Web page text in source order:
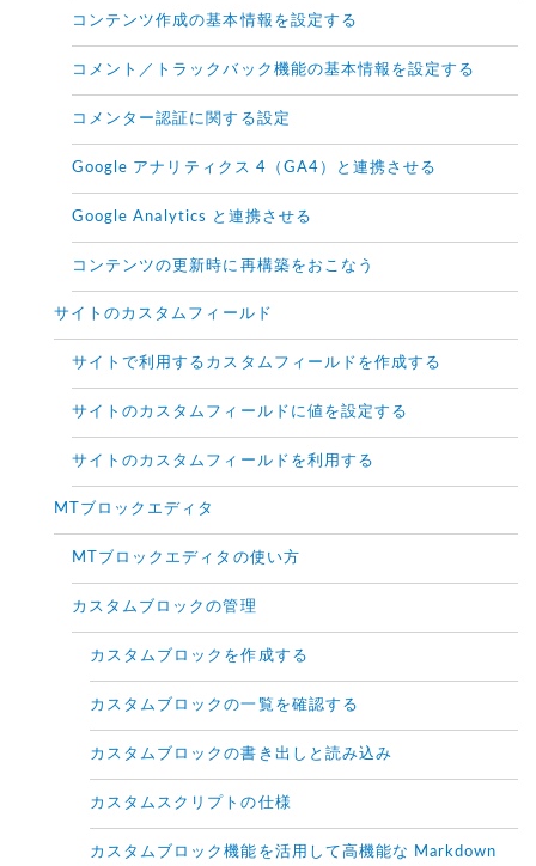
コンテンツ作成の基本情報を設定する
コメント／トラックバック機能の基本情報を設定する
コメンター認証に関する設定
Google アナリティクス 4（GA4）と連携させる
Google Analytics と連携させる
コンテンツの更新時に再構築をおこなう
サイトのカスタムフィールド
サイトで利用するカスタムフィールドを作成する
サイトのカスタムフィールドに値を設定する
サイトのカスタムフィールドを利用する
MTブロックエディタ
MTブロックエディタの使い方
カスタムブロックの管理
カスタムブロックを作成する
カスタムブロックの一覧を確認する
カスタムブロックの書き出しと読み込み
カスタムスクリプトの仕様
カスタムブロック機能を活用して高機能な Markdown